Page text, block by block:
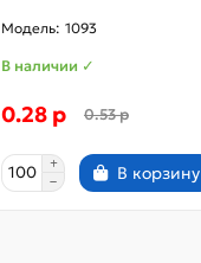
1093
В наличии ✓
0.28 р 0.53 р
В корзину